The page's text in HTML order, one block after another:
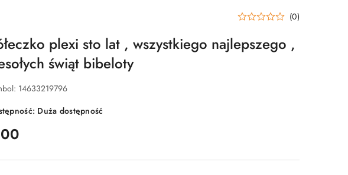
(0)
plexi sto lat , wszystkiego najlepszego ,
świąt bibeloty
14633219796
Duża dostępność